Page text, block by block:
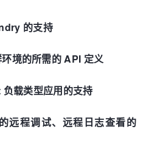
的支持
境的所需的 API 定义
载类型应用的支持
远程调试、远程日志查看的